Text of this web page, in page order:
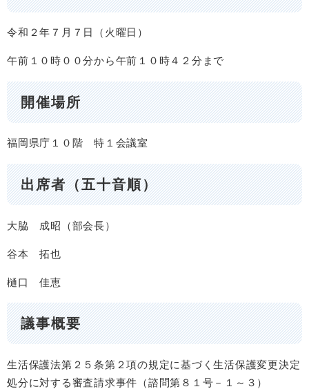
令和２年７月７日（火曜日）
午前１０時００分から午前１０時４２分まで
開催場所
福岡県庁１０階 特１会議室
出席者（五十音順）
大脇 成昭（部会長）
谷本 拓也
樋口 佳恵
議事概要
生活保護法第２５条第２項の規定に基づく生活保護変更決定
処分に対する審査請求事件（諮問第８１号－１～３）